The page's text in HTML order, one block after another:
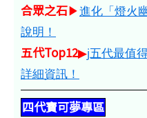
合眾之石▶進化「燈火
說明！
五代Top12▶j五代最值
詳細資訊！
四代寶可夢專區